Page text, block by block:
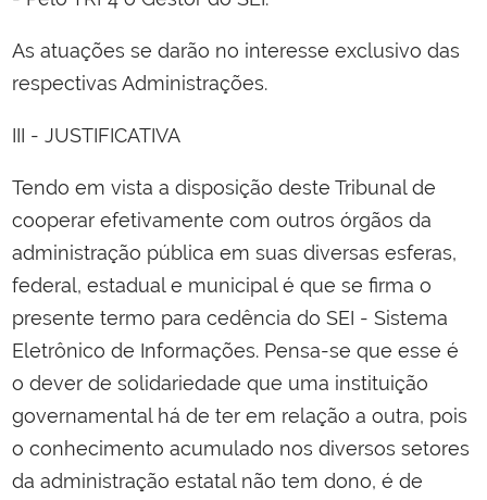
As atuações se darão no interesse exclusivo das
respectivas Administrações.
III - JUSTIFICATIVA
Tendo em vista a disposição deste Tribunal de
cooperar efetivamente com outros órgãos da
administração pública em suas diversas esferas,
federal, estadual e municipal é que se firma o
presente termo para cedência do SEI - Sistema
Eletrônico de Informações. Pensa-se que esse é
o dever de solidariedade que uma instituição
governamental há de ter em relação a outra, pois
o conhecimento acumulado nos diversos setores
da administração estatal não tem dono, é de